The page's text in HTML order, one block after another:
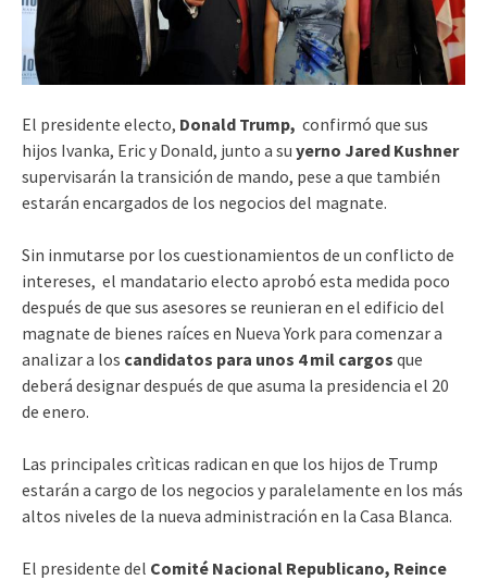
El presidente electo, Donald Trump, confirmó que sus
hijos Ivanka, Eric y Donald, junto a su yerno Jared Kushner
supervisarán la transición de mando, pese a que también
estarán encargados de los negocios del magnate.
Sin inmutarse por los cuestionamientos de un conflicto de
intereses, el mandatario electo aprobó esta medida poco
después de que sus asesores se reunieran en el edificio del
magnate de bienes raíces en Nueva York para comenzar a
analizar a los candidatos para unos 4 mil cargos que
deberá designar después de que asuma la presidencia el 20
de enero.
Las principales crìticas radican en que los hijos de Trump
estarán a cargo de los negocios y paralelamente en los más
altos niveles de la nueva administración en la Casa Blanca.
El presidente del Comité Nacional Republicano, Reince